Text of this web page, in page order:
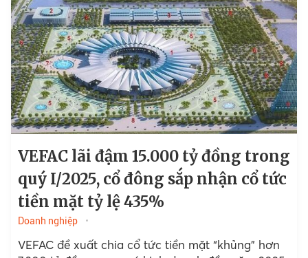
VEFAC lãi đậm 15.000 tỷ đồng trong
quý I/2025, cổ đông sắp nhận cổ tức
tiền mặt tỷ lệ 435%
Doanh nghiệp
VEFAC đề xuất chia cổ tức tiền mặt “khủng” hơn